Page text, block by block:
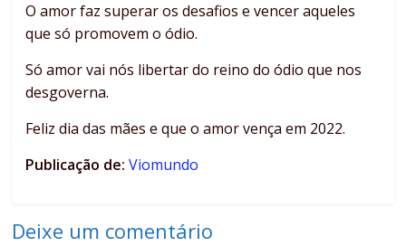
O amor faz superar os desafios e vencer aqueles
que só promovem o ódio.
Só amor vai nós libertar do reino do ódio que nos
desgoverna.
Feliz dia das mães e que o amor vença em 2022.
Publicação de:Viomundo
Deixe um comentário